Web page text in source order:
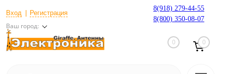
Вход Регистрация
Ваш город:
8(918) 279-44-55
8(800) 350-08-07
0 0